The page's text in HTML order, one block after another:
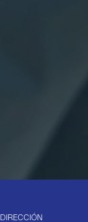
DIRECCIÓN